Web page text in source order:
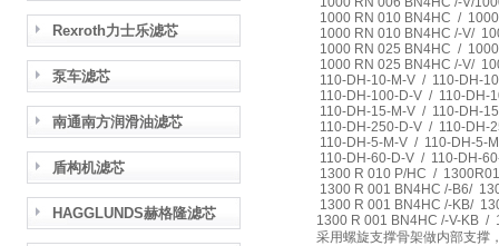
Rexroth力士乐滤芯
泵车滤芯
南通南方润滑油滤芯
盾构机滤芯
HAGGLUNDS赫格隆滤芯
1000 RN 010 BN4HC /
1000 RN 010 BN4HC /-V/
1000 RN 025 BN4HC /
1000 RN 025 BN4HC /-V/
110-DH-10-M-V / 110-DH-
110-DH-100-D-V / 110-DH-
110-DH-15-M-V / 110-DH-
110-DH-250-D-V / 110-DH-
110-DH-5-M-V / 110-DH-5-
110-DH-60-D-V / 110-DH-
1300 R 010 P/HC /
1300 R 001 BN4HC /-B6/
1300 R 001 BN4HC /-KB/
1300 R 001 BN4HC /-V-KB /
采用螺旋支撑骨架做内部支撑